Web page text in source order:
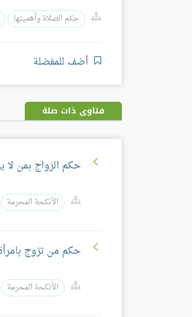
حكم الصلاة وأهميتها
أضف للمفضلة
فتاوى ذات صلة
حكم الزواج بمن
الأنكحة المحرمة
حكم من تزوج
الأنكحة المحرمة